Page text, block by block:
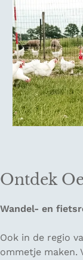
Ontdek
Wandel- en
Ook in de regio
ommetje maken.